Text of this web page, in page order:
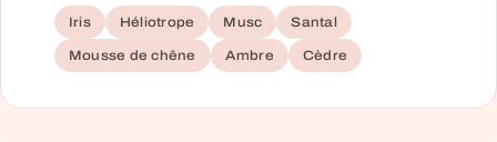
Iris Héliotrope Musc Santal
Mousse de chêne Ambre Cèdre